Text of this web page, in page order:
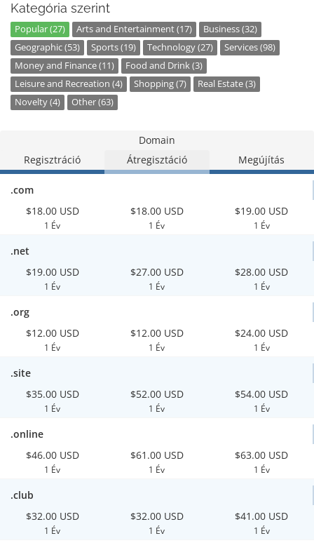
Kategória szerint
Popular (27) Arts and Entertainment (17)
Business (32)
Geographic (53)
Sports (19) Technology (27)
Services (98)
Money and Finance (11)
Food and Drink (3)
Leisure and Recreation (4)
Shopping (7)
Real Estate (3)
Novelty (4)
Other (63)
Domain
Regisztráció
Átregisztáció Megújítás
.com
$18.00 USD
1 Év
$18.00 USD
1 Év
$19.00 USD
1 Év
.net
$19.00 USD
1 Év
$27.00 USD
1 Év
$28.00 USD
1 Év
.org
$12.00 USD
1 Év
$12.00 USD
1 Év
$24.00 USD
1 Év
.site
$35.00 USD
1 Év
$52.00 USD
1 Év
$54.00 USD
1 Év
.online
$46.00 USD
1 Év
$61.00 USD
1 Év
$63.00 USD
1 Év
.club
$32.00 USD
1 Év
$32.00 USD
1 Év
$41.00 USD
1 Év